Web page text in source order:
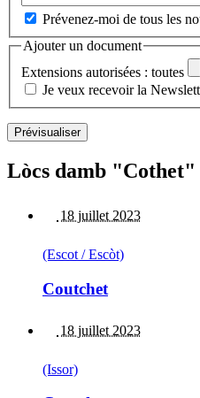
Prévenez-moi de tous les
Ajouter un document
Extensions autorisées : toutes
Je veux recevoir la
Lòcs damb "Cothet"
18 juillet 2023
(Escot / Escòt)
Coutchet
18 juillet 2023
(Issor)